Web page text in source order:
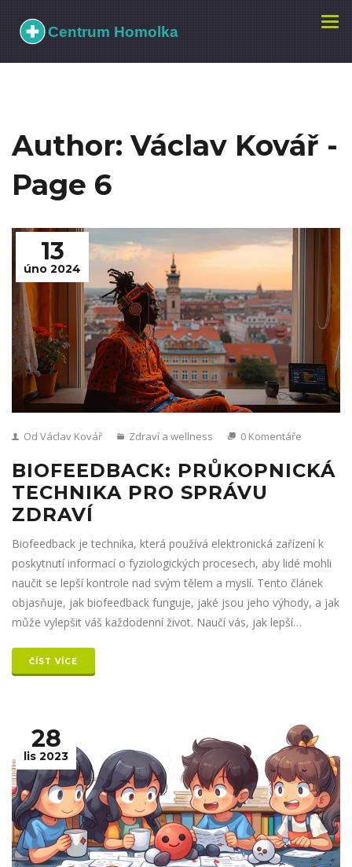
Author: Václav Kovář -
Page 6
13
úno 2024
Od Václav Kovář Zdraví a wellness 0 Komentáře
BIOFEEDBACK: PRŮKOPNICKÁ
TECHNIKA PRO SPRÁVU
ZDRAVÍ
Biofeedback je technika, která používá elektronická zařízení k
poskytnutí informací o fyziologických procesech, aby lidé mohli
naučit se lepší kontrole nad svým tělem a myslí. Tento článek
objasňuje, jak biofeedback funguje, jaké jsou jeho výhody, a jak
může vylepšit váš každodenní život. Naučí vás, jak lepší
lepšímu zdraví a sníženiu stresu.
ČÍST VÍCE
28
lis 2023